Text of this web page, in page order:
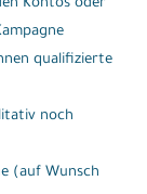
Kontos oder
qualifizierte
noch
(auf Wunsch